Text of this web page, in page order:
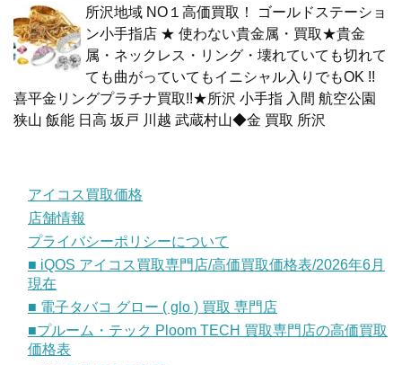
所沢地域 NO１高価買取！ ゴールドステーショ
ン小手指店 ★ 使わない貴金属・買取★貴金
属・ネックレス・リング・壊れていても切れて
ても曲がっていてもイニシャル入りでもOK !!
喜平金リングプラチナ買取!!★所沢 小手指 入間 航空公園
狭山 飯能 日高 坂戸 川越 武蔵村山◆金 買取 所沢
アイコス買取価格
店舗情報
プライバシーポリシーについて
■ iQOS アイコス買取専門店/高価買取価格表/2026年6月
現在
■ 電子タバコ グロー ( glo ) 買取 専門店
■プルーム・テック Ploom TECH 買取専門店の高価買取
価格表